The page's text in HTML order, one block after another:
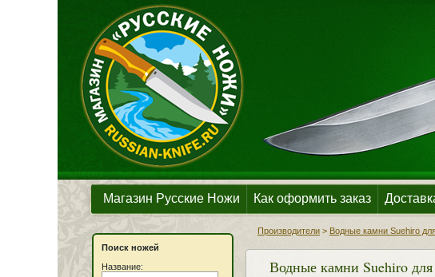
Магазин Русские Ножи Как оформить заказ
Поиск ножей
Название:
Производители > Водные камни Suehiro
Водные камни Suehiro